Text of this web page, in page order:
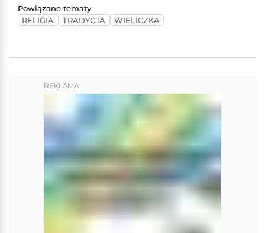
Powiązane tematy:
RELIGIA
TRADYCJA WIELICZKA
REKLAMA